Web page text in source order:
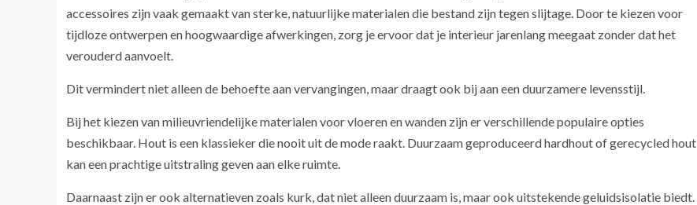
accessoires zijn vaak gemaakt van sterke, natuurlijke materialen die bestand zijn tegen slijtage. Door te kiezen voor
tijdloze ontwerpen en hoogwaardige afwerkingen, zorg je ervoor dat je interieur jarenlang meegaat zonder dat het
verouderd aanvoelt.
Dit vermindert niet alleen de behoefte aan vervangingen, maar draagt ook bij aan een duurzamere levensstijl.
Bij het kiezen van milieuvriendelijke materialen voor vloeren en wanden zijn er verschillende populaire opties
beschikbaar. Hout is een klassieker die nooit uit de mode raakt. Duurzaam geproduceerd hardhout of gerecycled hout
kan een prachtige uitstraling geven aan elke ruimte.
Daarnaast zijn er ook alternatieven zoals kurk, dat niet alleen duurzaam is, maar ook uitstekende geluidsisolatie biedt.